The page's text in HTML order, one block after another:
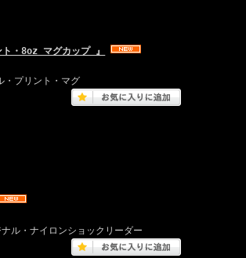
・8oz マグカップ 』
プリント・マグ
ル・ナイロンショックリーダー